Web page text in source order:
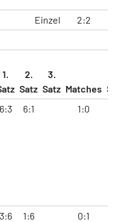
Einzel 2:2
1.
2.
Satz
3.
Satz Matches
6:3 6:1 1:0
3:6 1:6 0:1